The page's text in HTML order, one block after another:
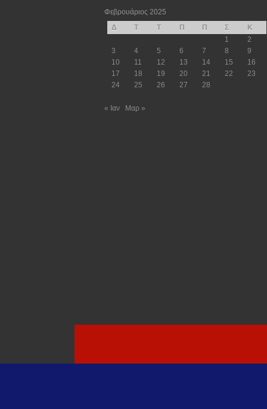
Φεβρουάριος 2025
Δ
Τ Τ Π Π Σ
Κ
1
2
3
4 5 6 7 8
9
10
11 12 13 14 15
16
17
18 19 20 21 22
23
24
25 26 27 28
« Ιαν Μαρ »